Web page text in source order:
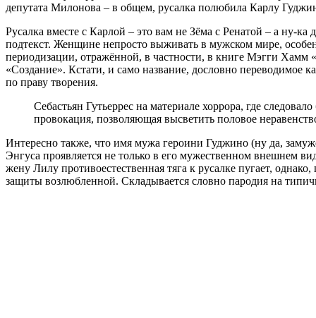
депутата Милонова – в общем, русалка полюбила Карлу
Русалка вместе с Карлой – это вам не Зёма с Ренатой – а ну-
подтекст. Женщине непросто выживать в мужском мире,
периодизации, отражённой, в частности, в книге Мэгги Хамм
«Создание». Кстати, и само название, дословно переводимое
по праву творения.
Себастьян Гутьеррес на материале хоррора, где
провокация, позволяющая высветить половое
Интересно также, что имя мужа героини Гуджино (ну да,
Энгуса проявляется не только в его мужественном внешнем
жену Лилу противоестественная тяга к русалке пугает,
защиты возлюбленной. Складывается словно пародия на